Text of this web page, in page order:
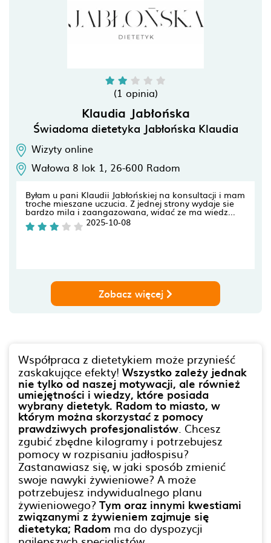
(1 opinia)
Klaudia Jabłońska
Świadoma dietetyka Jabłońska Klaudia
Wizyty online
Wałowa 8 lok 1, 26-600 Radom
Byłam u pani Klaudii Jabłońskiej na konsultacji i mam
troche mieszane uczucia. Z jednej strony wydaje sie
bardzo mila i zaangazowana, widać ze ma wiedz...
2025-10-08
Zobacz więcej
Współpraca z dietetykiem może przynieść
zaskakujące efekty! Wszystko zależy jednak
nie tylko od naszej motywacji, ale również
umiejętności i wiedzy, które posiada
wybrany dietetyk. Radom to miasto, w
którym można skorzystać z pomocy
prawdziwych profesjonalistów. Chcesz
zgubić zbędne kilogramy i potrzebujesz
pomocy w rozpisaniu jadłospisu?
Zastanawiasz się, w jaki sposób zmienić
swoje nawyki żywieniowe? A może
potrzebujesz indywidualnego planu
żywieniowego?Tym oraz innymi kwestiami
związanymi z żywieniem zajmuje się
dietetyka; Radom ma do dyspozycji